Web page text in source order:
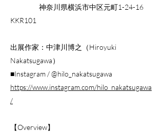
神奈川県横浜市中区元町1-24-16
KKR101
出展作家：中津川博之（Hiroyuki
Nakatsugawa）
■Instagram / @hilo_nakatsugawa
https://www.instagram.com/hilo_nakatsugawa
/
【Overview】